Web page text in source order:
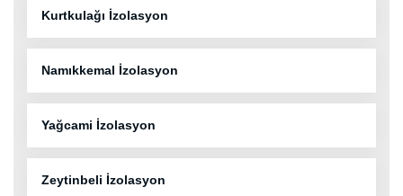
Kurtkulağı İzolasyon
Namıkkemal İzolasyon
Yağcami İzolasyon
Zeytinbeli İzolasyon